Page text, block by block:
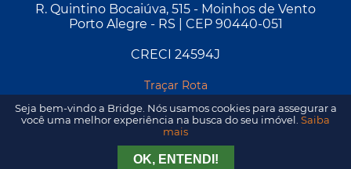
Tirar Dúvida Agendar Visita
R. Quintino Bocaiúva, 515 - Moinhos de Vento
Porto Alegre - RS | CEP 90440-051
CRECI 24594J
Traçar Rota
Seja bem-vindo a Bridge. Nós usamos cookies para assegurar a
você uma melhor experiência na busca do seu imóvel. Saiba
mais
OK, ENTENDI!